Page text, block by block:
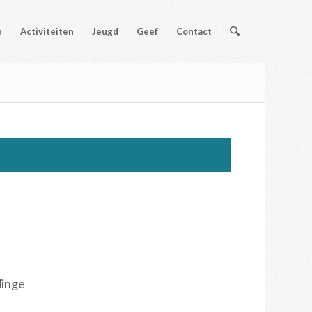
Activiteiten Jeugd Geef Contact